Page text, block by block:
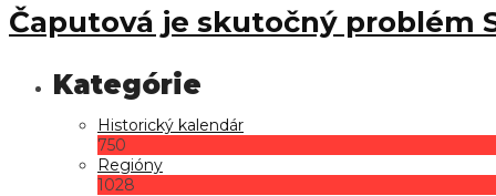
Čaputová je skutočný problém
Historický kalendár
750
Regióny
1028